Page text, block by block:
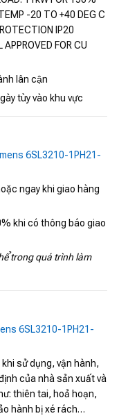
-20 TO +40 DEG C
IP20
FOR CU
lân cận
tùy vào khu vực
6SL3210-1PH21-
ngay khi giao hàng
khi có thông báo giao
trong quá trình làm
6SL3210-1PH21-
sử dụng, vận hành,
của nhà sản xuất và
thiên tai, hoả hoạn,
hành bị xé rách…